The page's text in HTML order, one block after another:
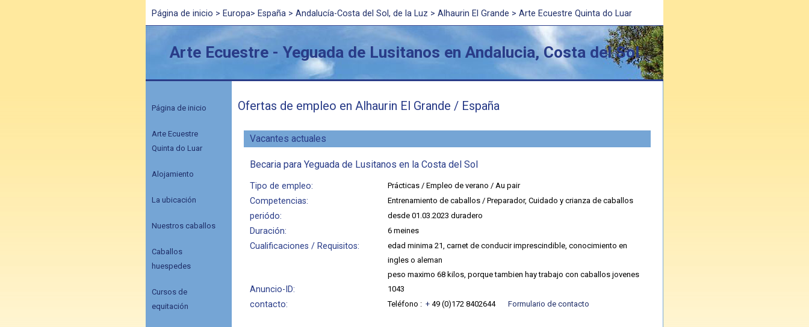
Página de inicio > Europa> España > Andalucía-Costa del Sol, de la Luz > Alhaurin El Grande > Arte Ecuestre Quinta do Luar
Arte Ecuestre - Yeguada de Lusitanos en Andalucia, Costa del Sol
Página de inicio
Arte Ecuestre
Quinta do Luar
Alojamiento
La ubicación
Nuestros caballos
Caballos
huespedes
Cursos de
equitación
Ofertas de empleo en Alhaurin El Grande / España
Vacantes actuales
Becaria para Yeguada de Lusitanos en la Costa del Sol
Tipo de empleo: Prácticas / Empleo de verano / Au pair
Competencias: Entrenamiento de caballos / Preparador, Cuidado y crianza de caballos
periódo: desde 01.03.2023 duradero
Duración: 6 meines
Cualificaciones / Requisitos:
edad minima 21, carnet de conducir imprescindible, conocimiento en
ingles o aleman
peso maximo 68 kilos, porque tambien hay trabajo con caballos jovenes
Anuncio-ID: 1043
contacto: Teléfono : +49 (0)172 8402644 Formulario de contacto